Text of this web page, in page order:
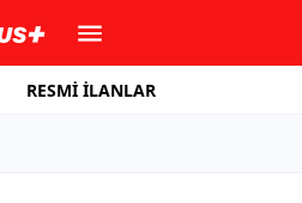
RESMİ İLANLAR